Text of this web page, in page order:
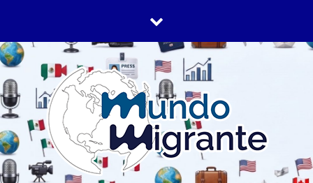
contenido